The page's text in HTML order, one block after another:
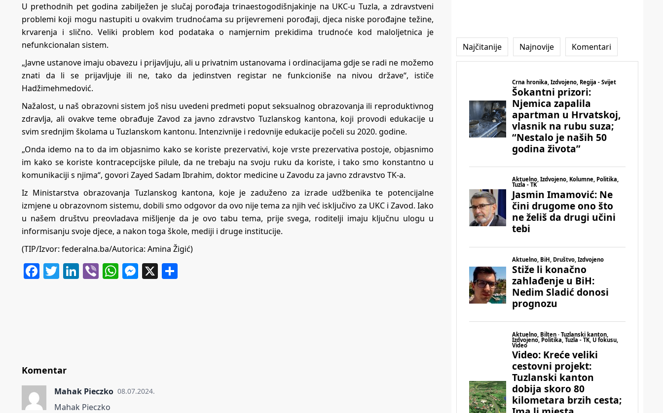
U prethodnih pet godina zabilježen je slučaj porođaja trinaestogodišnjakinje na UKC-u Tuzla, a zdravstveni
problemi koji mogu nastupiti u ovakvim trudnoćama su prijevremeni porođaji, djeca niske porođajne težine,
krvarenja i slično. Veliki problem kod podataka o namjernim prekidima trudnoće kod maloljetnica je
nefunkcionalan sistem.
„Javne ustanove imaju obavezu i prijavljuju, ali u privatnim ustanovama i ordinacijama gdje se radi ne možemo
znati da li se prijavljuje ili ne, tako da jedinstven registar ne funkcioniše na nivou države“, ističe
Hadžimehmedović.
Nažalost, u naš obrazovni sistem još nisu uvedeni predmeti poput seksualnog obrazovanja ili reproduktivnog
zdravlja, ali ovakve teme obrađuje Zavod za javno zdravstvo Tuzlanskog kantona, koji provodi edukacije u
svim srednjim školama u Tuzlanskom kantonu. Intenzivnije i redovnije edukacije počeli su 2020. godine.
„Onda idemo na to da im objasnimo kako se koriste prezervativi, koje vrste prezervativa postoje, objasnimo
im kako se koriste kontracepcijske pilule, da ne trebaju na svoju ruku da koriste, i tako smo konstantno u
komunikaciji s njima“, govori Zayed Sadam Ibrahim, doktor medicine u Zavodu za javno zdravstvo TK-a.
Iz Ministarstva obrazovanja Tuzlanskog kantona, koje je zaduženo za izrade udžbenika te potencijalne
izmjene u obrazovnom sistemu, dobili smo odgovor da ovo nije tema za njih već isključivo za UKC i Zavod. Iako
u našem društvu preovladava mišljenje da je ovo tabu tema, prije svega, roditelji imaju ključnu ulogu u
informisanju svoje djece, a nakon toga škole, mediji i druge institucije.
(TIP/Izvor: federalna.ba/Autorica: Amina Žigić)
Facebook
Twitter
LinkedIn
ViberWhatsApp
Messenger
X
Komentar
Mahak Pieczko 08.07.2024.
Mahak Pieczko
Najčitanije Najnovije Komentari